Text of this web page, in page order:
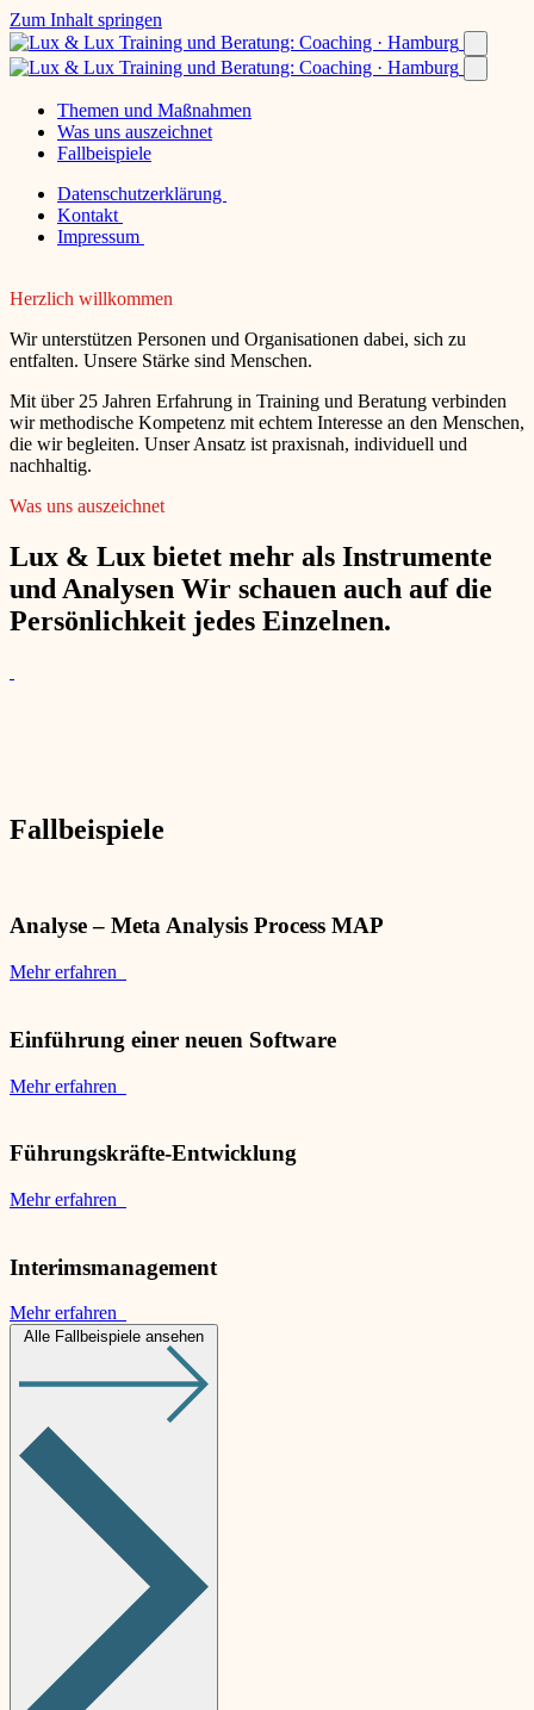
Zum Inhalt springen
Themen und Maßnahmen
Was uns auszeichnet
Fallbeispiele
Datenschutzerklärung
Kontakt
Impressum
Herzlich willkommen
Wir unterstützen Personen und Organisationen dabei, sich zu
entfalten. Unsere Stärke sind Menschen.
Mit über 25 Jahren Erfahrung in Training und Beratung verbinden
wir methodische Kompetenz mit echtem Interesse an den Menschen,
die wir begleiten. Unser Ansatz ist praxisnah, individuell und
nachhaltig.
Was uns auszeichnet
Lux & Lux bietet mehr als Instrumente
und Analysen Wir schauen auch auf die
Persönlichkeit jedes Einzelnen.
Fallbeispiele
Analyse – Meta Analysis Process MAP
Mehr erfahren
Einführung einer neuen Software
Mehr erfahren
Führungskräfte-Entwicklung
Mehr erfahren
Interimsmanagement
Mehr erfahren
Alle Fallbeispiele ansehen